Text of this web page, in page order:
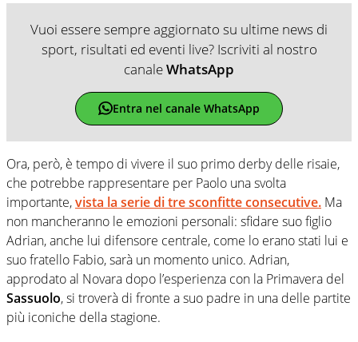
Vuoi essere sempre aggiornato su ultime news di
sport, risultati ed eventi live? Iscriviti al nostro
canaleWhatsApp
Entra nel canale WhatsApp
Ora, però, è tempo di vivere il suo primo derby delle risaie,
che potrebbe rappresentare per Paolo una svolta
importante,vista la serie di tre sconfitte consecutive. Ma
non mancheranno le emozioni personali: sfidare suo figlio
Adrian, anche lui difensore centrale, come lo erano stati lui e
suo fratello Fabio, sarà un momento unico. Adrian,
approdato al Novara dopo l’esperienza con la Primavera del
Sassuolo, si troverà di fronte a suo padre in una delle partite
più iconiche della stagione.